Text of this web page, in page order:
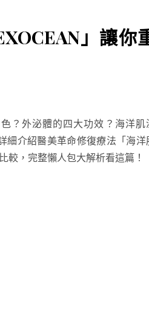
」讓你
？外泌體的四大功效？海洋肌
細介紹醫美革命修復療法「海洋
較，完整懶人包大解析看這篇！